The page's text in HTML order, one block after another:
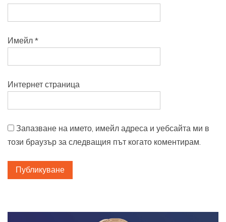
Имейл *
Интернет страница
Запазване на името, имейл адреса и уебсайта ми в
този браузър за следващия път когато коментирам.